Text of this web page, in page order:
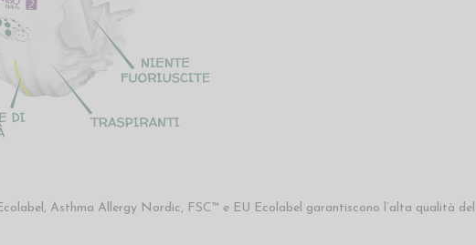
Asthma Allergy Nordic, FSC™ e EU Ecolabel garantiscono l’alta qualità